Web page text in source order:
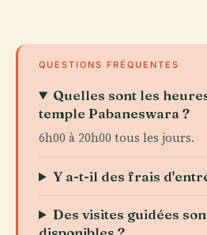
QUESTIONS FRÉQUENTES
Quelles sont les
temple Pabaneswara ?
6h00 à 20h00 tous les jours.
Y a-t-il des frais
Des visites guidées